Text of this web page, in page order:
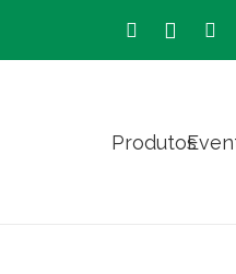
Produtos